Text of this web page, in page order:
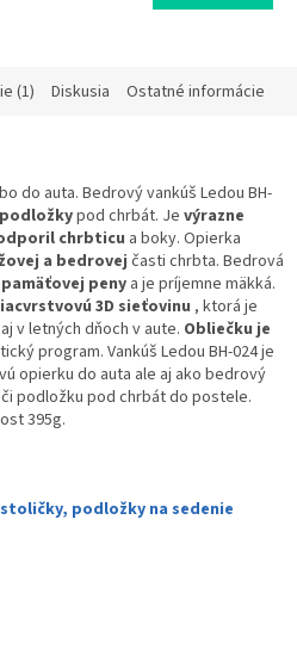
(1) Diskusia Ostatné informácie
do auta. Bedrový vankúš Ledou BH-
pod chrbát. Je výrazne
chrbticu a boky. Opierka
a bedrovej časti chrbta. Bedrová
peny a je príjemne mäkká.
3D sieťovinu , ktorá je
v letných dňoch v aute. Obliečku je
program. Vankúš Ledou BH-024 je
opierku do auta ale aj ako bedrový
podložku pod chrbát do postele.
395g.
podložky na sedenie